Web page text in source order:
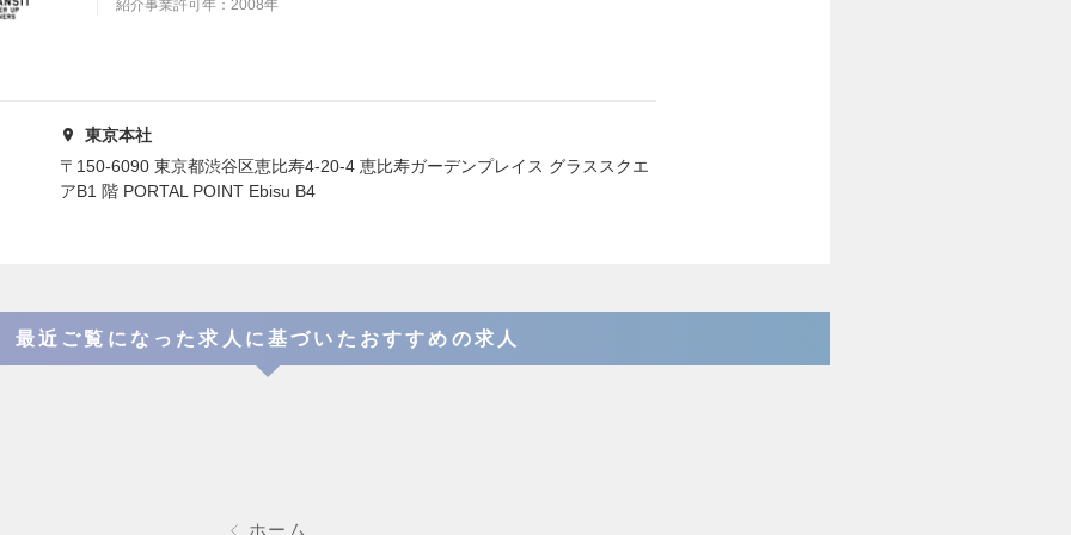
紹介事業許可年：2008年
東京本社
〒150-6090 東京都渋谷区恵比寿4-20-4 恵比寿ガーデンプレイス グラススクエ
アB1 階 PORTAL POINT Ebisu B4
最近ご覧になった求人に基づいたおすすめの求人
ホーム